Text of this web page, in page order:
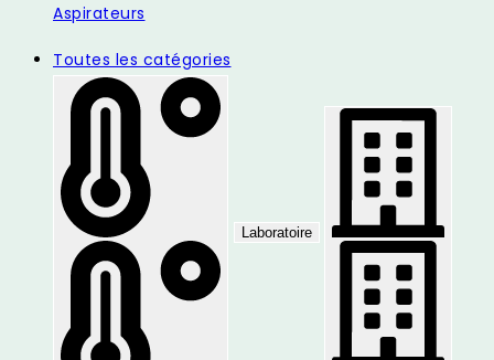
Aspirateurs
Toutes les catégories
Laboratoire